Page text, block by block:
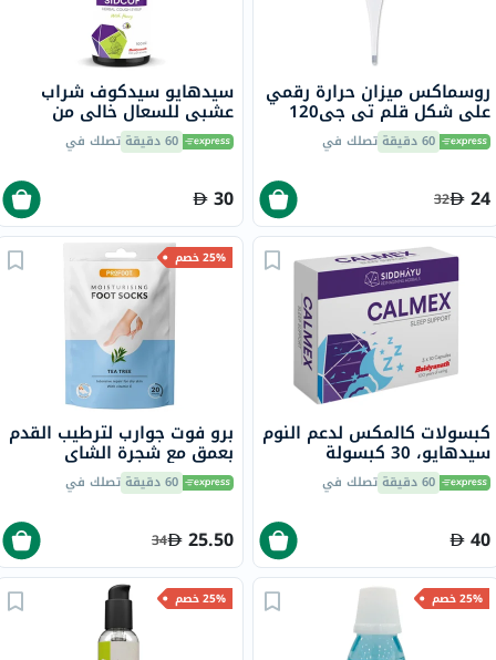
روسماكس ميزان حرارة رقمي
على شكل قلم تي جي120
60 دقيقة تصلك في
24
32
سيدهايو سيدكوف شراب
عشبي للسعال خالي من
الكحول مع العسل، 100 مل
60 دقيقة تصلك في
30
كبسولات كالمكس لدعم النوم
سيدهايو، 30 كبسولة
60 دقيقة تصلك في
40
25% خصم
برو فوت جوارب لترطيب القدم
بعمق مع شجرة الشاي
وفيتامين E لإصلاح البشرة
الجافة،حزمه من زوج واحد
60 دقيقة تصلك في
25.50
34
25% خصم 25% خصم